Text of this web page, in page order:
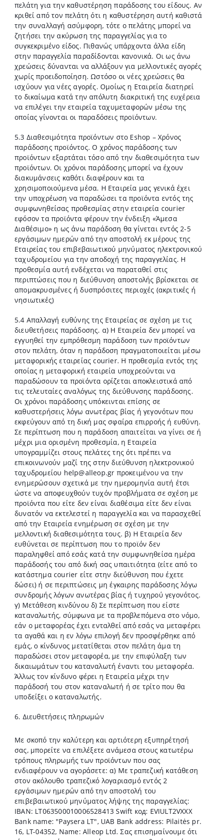
πελάτη για την καθυστέρηση παράδοσης του είδους. Αν
κριθεί από τον πελάτη ότι η καθυστέρηση αυτή καθιστά
την συναλλαγή ασύμφορη, τότε ο πελάτης μπορεί να
ζητήσει την ακύρωση της παραγγελίας για το
συγκεκριμένο είδος. Πιθανώς υπάρχοντα άλλα είδη
στην παραγγελία παραδίδονται κανονικά. Οι ως άνω
χρεώσεις δύνανται να αλλάξουν για μελλοντικές αγορές
χωρίς προειδοποίηση. Ωστόσο οι νέες χρεώσεις θα
ισχύουν για νέες αγορές. Ομοίως η Εταιρεία διατηρεί
το δικαίωμα κατά την απόλυτη διακριτική της ευχέρεια
να επιλέγει την εταιρεία ταχυμεταφορών μέσω της
οποίας γίνονται οι παραδόσεις προϊόντων.
5.3 Διαθεσιμότητα προϊόντων στο Eshop – Χρόνος
παράδοσης προϊόντος. Ο χρόνος παράδοσης των
προϊόντων εξαρτάται τόσο από την διαθεσιμότητα των
προϊόντων. Οι χρόνοι παράδοσης μπορεί να έχουν
διακυμάνσεις καθότι διαφέρουν και τα
χρησιμοποιούμενα μέσα. Η Εταιρεία μας γενικά έχει
την υποχρέωση να παραδώσει τα προϊόντα εντός της
συμφωνηθείσας προθεσμίας στην εταιρεία courier
εφόσον τα προϊόντα φέρουν την ένδειξη «Άμεσα
Διαθέσιμο» η ως άνω παράδοση θα γίνεται εντός 2-5
εργάσιμων ημερών από την αποστολή εκ μέρους της
Εταιρείας του επιβεβαιωτικού μηνύματος ηλεκτρονικού
ταχυδρομείου για την αποδοχή της παραγγελίας. Η
προθεσμία αυτή ενδέχεται να παραταθεί στις
περιπτώσεις που η διεύθυνση αποστολής βρίσκεται σε
απομακρυσμένες ή δυσπρόσιτες περιοχές (ακριτικές ή
νησιωτικές)
5.4 Απαλλαγή ευθύνης της Εταιρείας σε σχέση με τις
διευθετήσεις παράδοσης. α) Η Εταιρεία δεν μπορεί να
εγγυηθεί την εμπρόθεσμη παράδοση των προϊόντων
στον πελάτη, όταν η παράδοση πραγματοποιείται μέσω
μεταφορικής εταιρείας courier. Η προθεσμία εντός της
οποίας η μεταφορική εταιρεία υποχρεούνται να
παραδώσουν τα προϊόντα ορίζεται αποκλειστικά από
τις τελευταίες αναλόγως της διεύθυνσης παράδοσης.
Οι χρόνοι παράδοσης υπόκεινται επίσης σε
καθυστερήσεις λόγω ανωτέρας βίας ή γεγονότων που
εκφεύγουν από τη δική μας σφαίρα επιρροής ή ευθύνη.
Σε περίπτωση που η παράδοση απαιτείται να γίνει σε ή
μέχρι μια ορισμένη προθεσμία, η Εταιρεία
υπογραμμίζει στους πελάτες της ότι πρέπει να
επικοινωνούν μαζί της στην διεύθυνση ηλεκτρονικού
ταχυδρομείου help@alleop.gr προκειμένου να την
ενημερώσουν σχετικά με την ημερομηνία αυτή έτσι
ώστε να αποφευχθούν τυχόν προβλήματα σε σχέση με
προϊόντα που είτε δεν είναι διαθέσιμα είτε δεν είναι
δυνατόν να εκτελεστεί η παραγγελία και να παρασχεθεί
από την Εταιρεία ενημέρωση σε σχέση με την
μελλοντική διαθεσιμότητα τους. β) Η Εταιρεία δεν
ευθύνεται σε περίπτωση που το προϊόν δεν
παραληφθεί από εσάς κατά την συμφωνηθείσα ημέρα
παράδοσής του από δική σας υπαιτιότητα (είτε από το
κατάστημα courier είτε στην διεύθυνση που έχετε
δώσει) ή σε περιπτώσεις μη έγκαιρης παράδοσης λόγω
συνδρομής λόγων ανωτέρας βίας ή τυχηρού γεγονότος.
γ) Μετάθεση κινδύνου δ) Σε περίπτωση που είστε
καταναλωτής, σύμφωνα με τα προβλεπόμενα στο νόμο,
εάν ο μεταφορέας έχει ενταλθεί από εσάς να μεταφέρει
τα αγαθά και η εν λόγω επιλογή δεν προσφέρθηκε από
εμάς, ο κίνδυνος μετατίθεται στον πελάτη άμα τη
παραδώσει στον μεταφορέα, με την επιφύλαξη των
δικαιωμάτων του καταναλωτή έναντι του μεταφορέα.
Άλλως τον κίνδυνο φέρει η Εταιρεία μέχρι την
παράδοσή του στον καταναλωτή ή σε τρίτο που θα
υποδείξει ο καταναλωτής.
6. Διευθετήσεις πληρωμών
Με σκοπό την καλύτερη και αρτιότερη εξυπηρέτησή
σας, μπορείτε να επιλέξετε ανάμεσα στους κατωτέρω
τρόπους πληρωμής των προϊόντων που σας
ενδιαφέρουν να αγοράσετε: α) Με τραπεζική κατάθεση
στον ακόλουθο τραπεζικό λογαριασμό εντός 2
εργάσιμων ημερών από την αποστολή του
επιβεβαιωτικού μηνύματος λήψης της παραγγελίας:
IBAN: LT063500010006528413 Swift код: EVIULT2VXXX
Bank name: "Paysera LT", UAB Bank address: Pilaitės pr.
16, LT-04352, Name: Alleop Ltd. Σας επισημαίνουμε ότι